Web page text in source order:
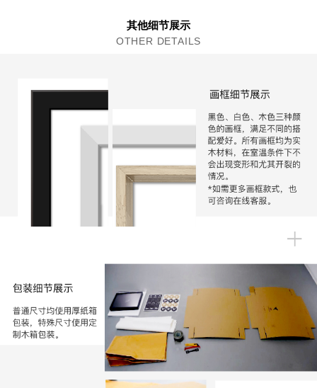
其他细节展示
OTHER DETAILS